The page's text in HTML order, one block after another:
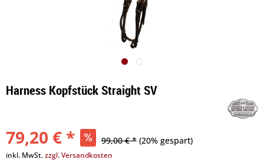
Harness Kopfstück Straight SV
79,20 € * 99,00 € * (20% gespart)
inkl. MwSt.zzgl. Versandkosten